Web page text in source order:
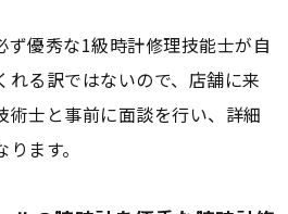
ず優秀な1級時計修理技能士が自
れる訳ではないので、店舗に来
術士と事前に面談を行い、詳細
ます。